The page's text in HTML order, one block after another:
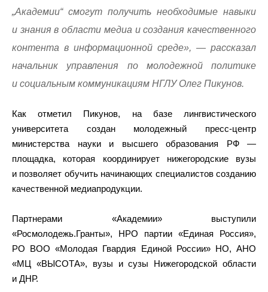
„Академии“ смогут получить необходимые навыки
и знания в области медиа и создания качественного
контента в информационной среде», — рассказал
начальник управления по молодежной политике
и социальным коммуникациям НГЛУ Олег Пикунов.
Как отметил Пикунов, на базе лингвистического
университета создан молодежный пресс-центр
министерства науки и высшего образования РФ —
площадка, которая координирует нижегородские вузы
и позволяет обучить начинающих специалистов созданию
качественной медиапродукции.
Партнерами «Академии» выступили
«Росмолодежь.Гранты», НРО партии «Единая Россия»,
РО ВОО «Молодая Гвардия Единой России» НО, АНО
«МЦ «ВЫСОТА», вузы и сузы Нижегородской области
и ДНР.